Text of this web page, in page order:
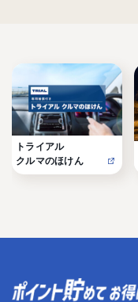
トライアル
クルマのほけん